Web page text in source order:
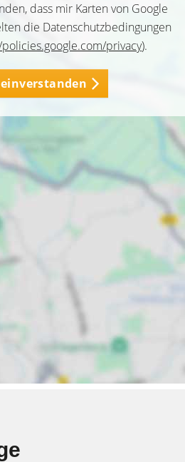
dass mir Karten von Google
die Datenschutzbedingungen
privacy).